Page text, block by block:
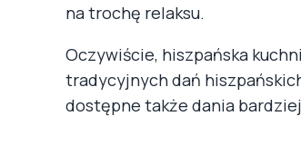
na trochę relaksu.
Oczywiście, hiszpańska
tradycyjnych dań
dostępne także dania